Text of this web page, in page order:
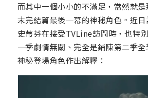
而其中一個小小的不滿足，當然就
末完結篇最後一幕的神秘角色。近
史蒂芬在接受TVLine訪問時，也特
一季劇情無關、完全是鋪陳第二季
神秘登場角色作出解釋：